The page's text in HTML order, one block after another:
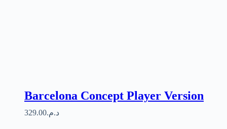
Barcelona Concept Player Version
د.م.329.00